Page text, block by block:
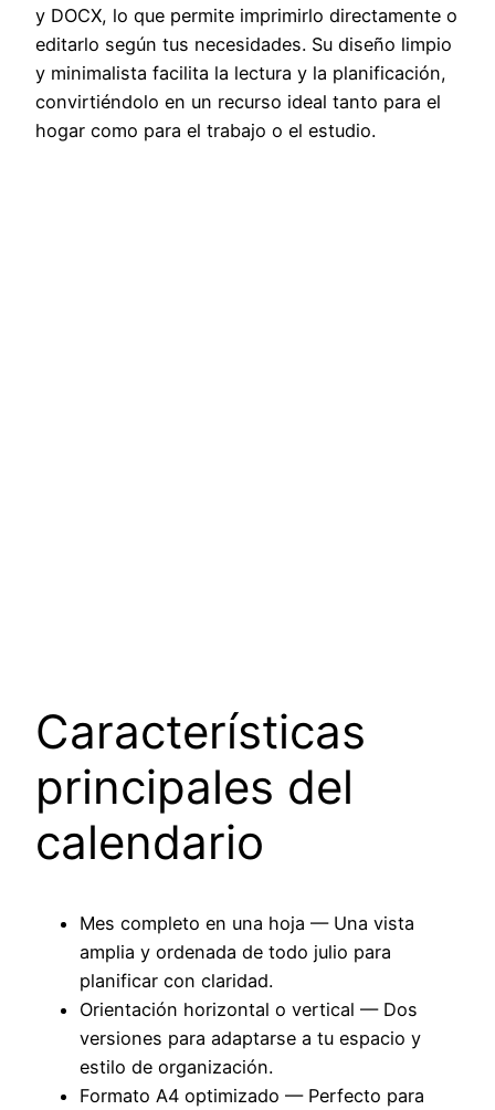
y DOCX, lo que permite imprimirlo directamente o
editarlo según tus necesidades. Su diseño limpio
y minimalista facilita la lectura y la planificación,
convirtiéndolo en un recurso ideal tanto para el
hogar como para el trabajo o el estudio.
Características
principales del
calendario
Mes completo en una hoja — Una vista
amplia y ordenada de todo julio para
planificar con claridad.
Orientación horizontal o vertical — Dos
versiones para adaptarse a tu espacio y
estilo de organización.
Formato A4 optimizado — Perfecto para